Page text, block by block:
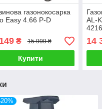
газонокосарка
Easy 4.66 P-D
₴ 15 999 ₴
Купити
AL-
14